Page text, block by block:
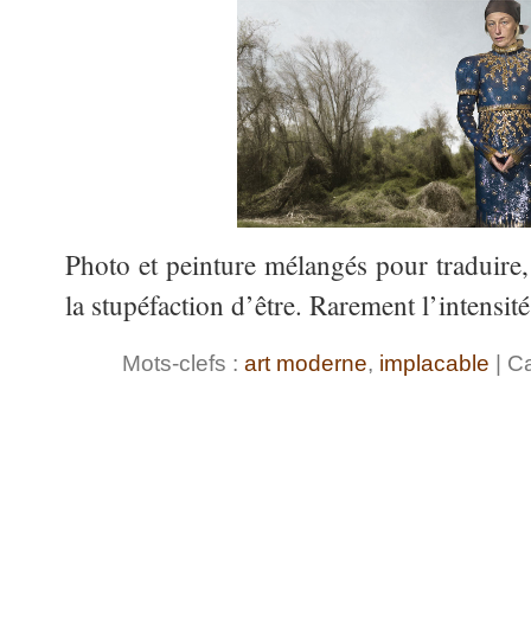
Photo et peinture mélangés pour
la stupéfaction d’être. Rarement
Mots-clefs : art moderne, implacable |